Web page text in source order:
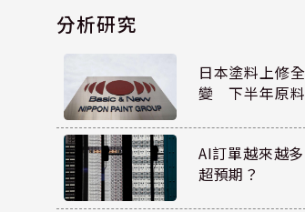
分析研究
日本塗料上修
變 下半年原料
AI訂單越來越
超預期？